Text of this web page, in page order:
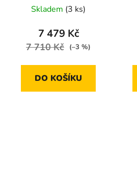
Skladem (3 ks)
7 479 Kč
7 710 Kč (–3 %)
DO KOŠÍKU